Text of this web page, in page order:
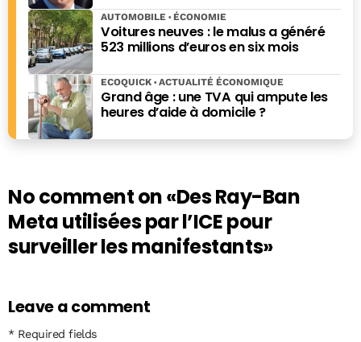
Voitures neuves : le malus a généré
523 millions d’euros en six mois
AUTOMOBILE ÉCONOMIE
Grand âge : une TVA qui ampute les
heures d’aide à domicile ?
ECOQUICK ACTUALITÉ ÉCONOMIQUE
No comment on«Des Ray-Ban
Meta utilisées par l’ICE pour
surveiller les manifestants»
Leave a comment
* Required fields